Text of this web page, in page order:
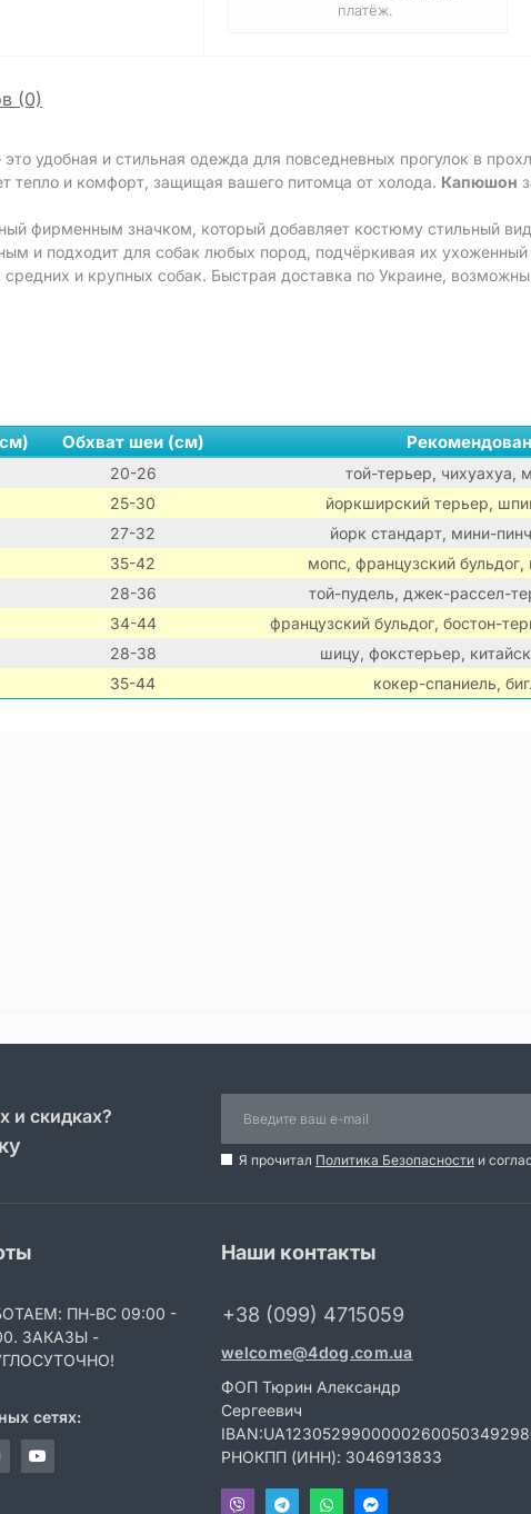
платёж.
(0)
удобная и стильная одежда для повседневных прогулок в
тепло и комфорт, защищая вашего питомца от холода. Капюшон
фирменным значком, который добавляет костюму стильный
и подходит для собак любых пород, подчёркивая их ухоженный
и крупных собак. Быстрая доставка по Украине,
Обхват шеи (см)
20-26
той-терьер, чихуахуа,
25-30
йоркширский терьер,
27-32
йорк стандарт, мини-
35-42
мопс, французский
28-36
той-пудель, джек-рассел-
34-44
французский бульдог, бостон-
28-38
шицу, фокстерьер,
35-44 кокер-спаниель,
и скидках?
Я прочитал Политика Безопасности и
ПН-ВС 09:00 -
ЗАКАЗЫ -
сетях:
Наши контакты
+38 (099) 4715059
welcome@4dog.com.ua
ФОП Тюрин Александр
Сергеевич
РНОКПП (ИНН): 3046913833